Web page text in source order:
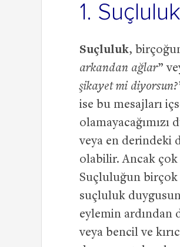
1.
Suçluluk,
arkandan ağlar”
şikayet mi diyorsun?
ise bu mesajları
olamayacağımızı
veya en derindeki
olabilir. Ancak
Suçluluğun birçok
suçluluk
eylemin ardından
veya bencil ve